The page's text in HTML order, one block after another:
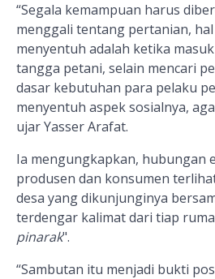
“Segala kemampuan harus
menggali tentang pertanian,
menyentuh adalah ketika
tangga petani, selain mencari
dasar kebutuhan para pelaku
menyentuh aspek sosialnya,
ujar Yasser Arafat.
Ia mengungkapkan, hubungan
produsen dan konsumen
desa yang dikunjunginya
terdengar kalimat dari tiap
pinarak".
“Sambutan itu menjadi bukti